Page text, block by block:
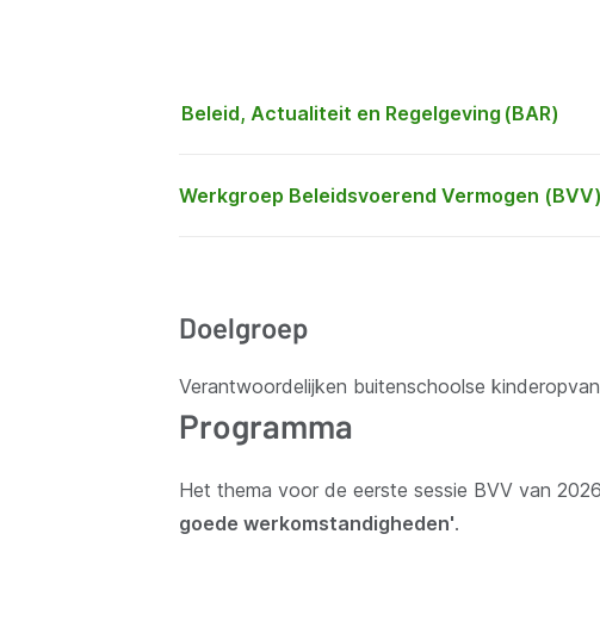
Beleid, Actualiteit en Regelgeving (BAR)
Werkgroep Beleidsvoerend Vermogen (BVV)
Doelgroep
Verantwoordelijken buitenschoolse
Programma
Het thema voor de eerste sessie BVV van
goede werkomstandigheden'.